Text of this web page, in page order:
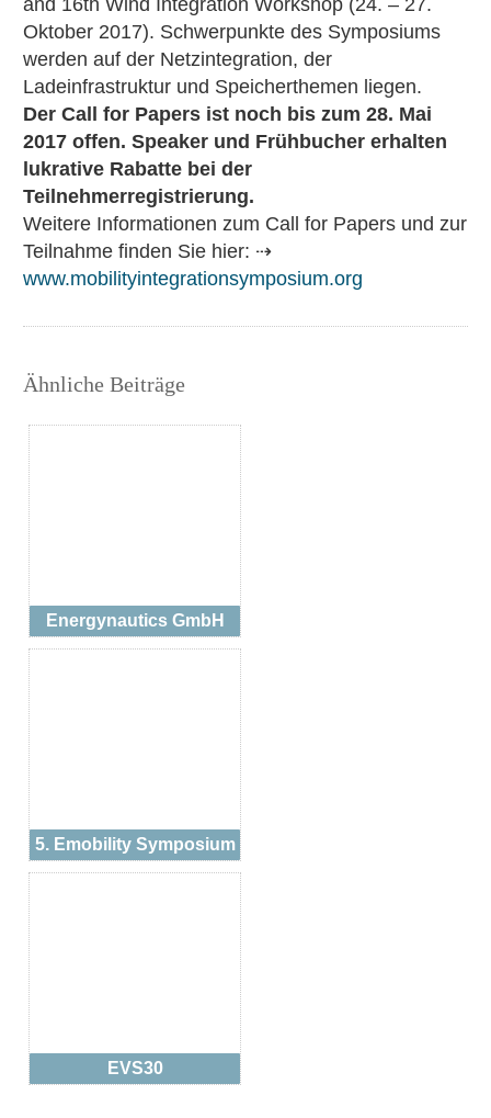
and 16th Wind Integration Workshop (24. – 27.
Oktober 2017). Schwerpunkte des Symposiums
werden auf der Netzintegration, der
Ladeinfrastruktur und Speicherthemen liegen.
Der Call for Papers ist noch bis zum 28. Mai
2017 offen. Speaker und Frühbucher erhalten
lukrative Rabatte bei der
Teilnehmerregistrierung.
Weitere Informationen zum Call for Papers und zur
Teilnahme finden Sie hier: ⇢
www.mobilityintegrationsymposium.org
Ähnliche Beiträge
Energynautics GmbH
5. Emobility Symposium
EVS30